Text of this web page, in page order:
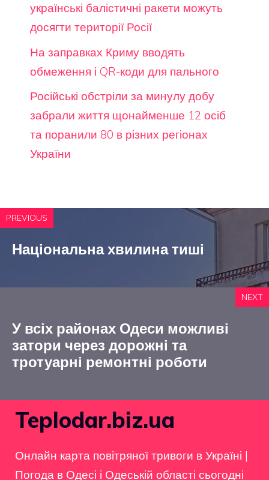
українські балістичні ракети можуть
досягти території Росії
На заправках Криму вводять
обмеження і QR-коди для пального
Російські обстріли за минулу добу
забрали життя щонайменше 12 осіб
та поранили 80 в різних регіонах
України
PREVIOUS
Національна хвилина тиші
NEXT
У всіх районах Одеси можливі
затори через дорожні та
тротуарні ремонтні роботи
Teplodar.biz.ua
Онлайн карта повітряної тривоги в Україні |
Погода в Одесі і Одеській області сьогодні